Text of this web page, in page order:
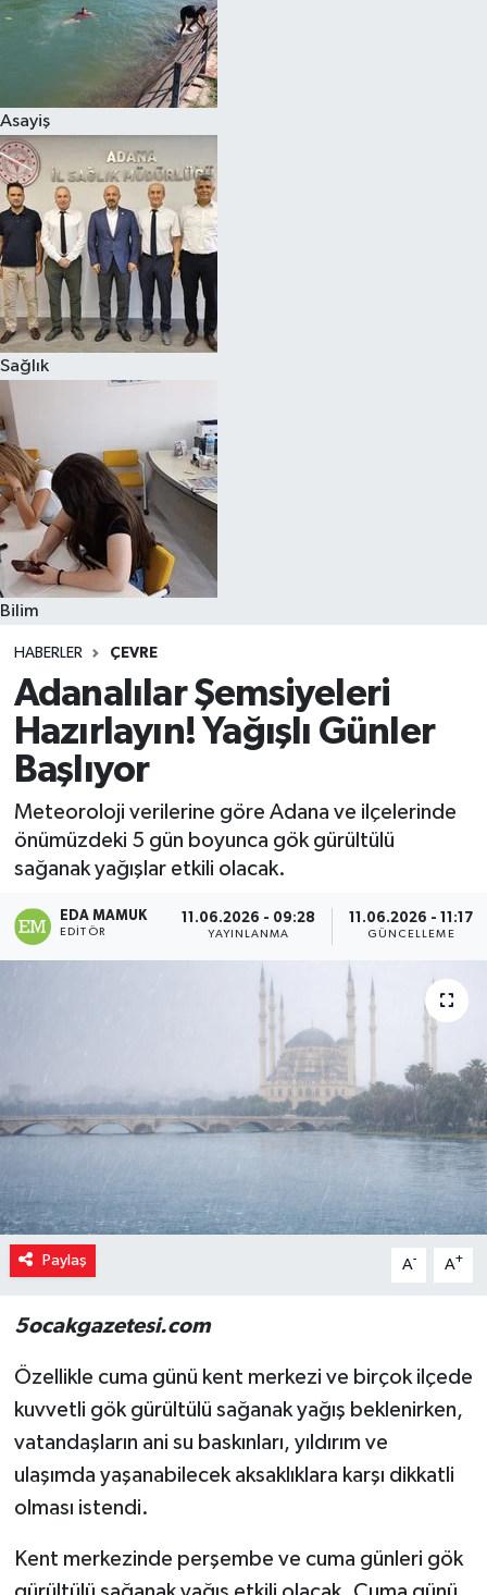
Asayiş
Sağlık
Bilim
HABERLER ÇEVRE
Adanalılar Şemsiyeleri
Hazırlayın! Yağışlı Günler
Başlıyor
Meteoroloji verilerine göre Adana ve ilçelerinde
önümüzdeki 5 gün boyunca gök gürültülü
sağanak yağışlar etkili olacak.
EDA MAMUK
EDITÖR
11.06.2026 - 09:28
YAYINLANMA
11.06.2026 - 11:17
GÜNCELLEME
Paylaş A- A+
5ocakgazetesi.com
Özellikle cuma günü kent merkezi ve birçok ilçede
kuvvetli gök gürültülü sağanak yağış beklenirken,
vatandaşların ani su baskınları, yıldırım ve
ulaşımda yaşanabilecek aksaklıklara karşı dikkatli
olması istendi.
Kent merkezinde perşembe ve cuma günleri gök